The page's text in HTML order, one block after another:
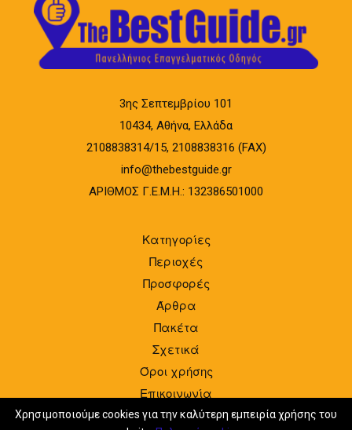
3ης Σεπτεμβρίου 101
10434, Αθήνα, Ελλάδα
2108838314/15, 2108838316 (FAX)
info@thebestguide.gr
ΑΡΙΘΜΟΣ Γ.Ε.Μ.Η.: 132386501000
Κατηγορίες
Περιοχές
Προσφορές
Άρθρα
Πακέτα
Σχετικά
Όροι χρήσης
Επικοινωνία
Είσοδος
Χρησιμοποιούμε cookies για την καλύτερη εμπειρία χρήσης του